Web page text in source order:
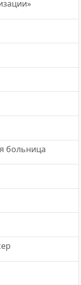
больница